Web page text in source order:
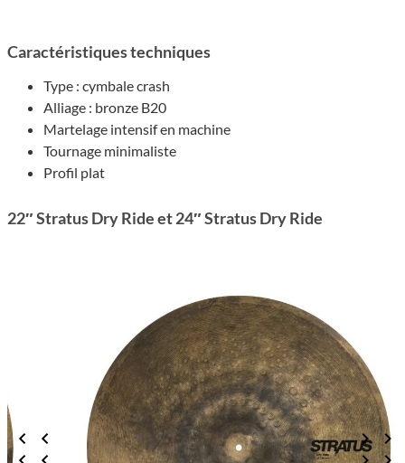
Carac­té­ris­tiques tech­niques
Type : cymbale crash
Alliage : bronze B20
Marte­lage inten­sif en machine
Tour­nage mini­ma­liste
Profil plat
22″ Stra­tus Dry Ride et 24″ Stra­tus Dry Ride